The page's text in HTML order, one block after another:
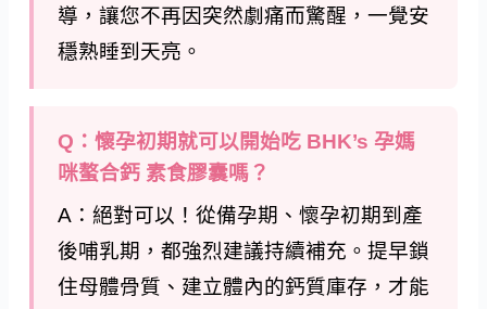
導，讓您不再因突然劇痛而驚醒，一覺安
穩熟睡到天亮。
Q：懷孕初期就可以開始吃 BHK’s 孕媽
咪螯合鈣 素食膠囊嗎？
A：絕對可以！從備孕期、懷孕初期到產
後哺乳期，都強烈建議持續補充。提早鎖
住母體骨質、建立體內的鈣質庫存，才能